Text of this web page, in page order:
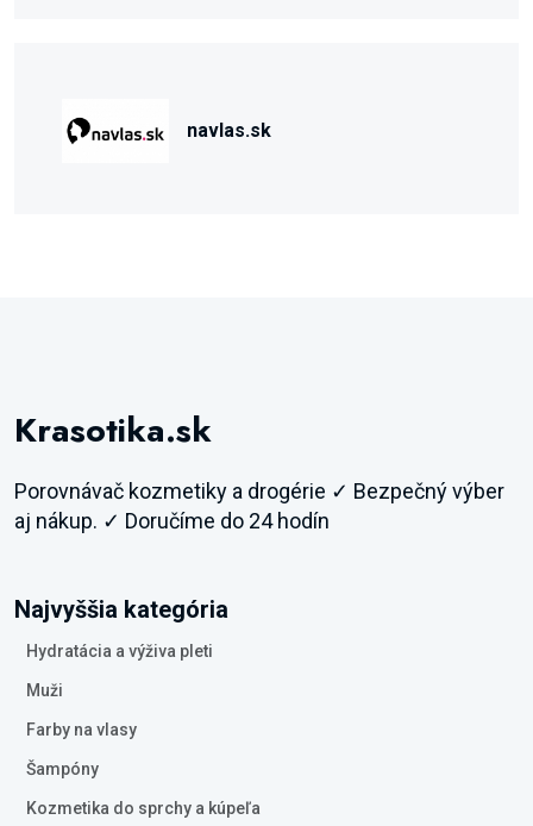
navlas.sk
Krasotika.sk
Porovnávač kozmetiky a drogérie ✓ Bezpečný výber
aj nákup. ✓ Doručíme do 24 hodín
Najvyššia kategória
Hydratácia a výživa pleti
Muži
Farby na vlasy
Šampóny
Kozmetika do sprchy a kúpeľa